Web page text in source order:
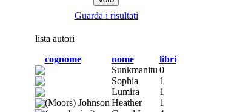
Guarda i risultati
lista autori
cognome
nome
libri
Sunkmanitu 0
Sophia
1
Lumira
1
(Moors) Johnson Heather
1